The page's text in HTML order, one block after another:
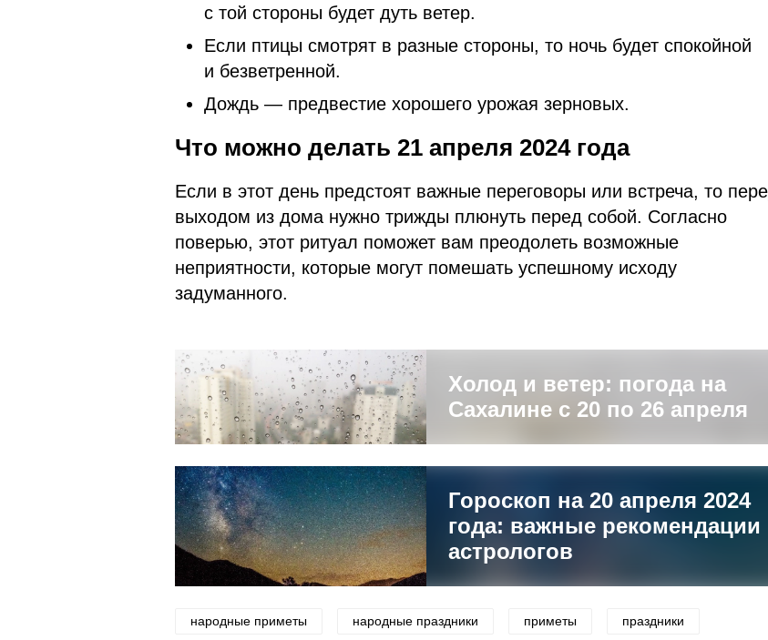
с той стороны будет дуть ветер.
Если птицы смотрят в разные стороны, то ночь будет спокойной
и безветренной.
Дождь — предвестие хорошего урожая зерновых.
Что можно делать 21 апреля 2024 года
Если в этот день предстоят важные переговоры или встреча, то
выходом из дома нужно трижды плюнуть перед собой. Согласно
поверью, этот ритуал поможет вам преодолеть возможные
неприятности, которые могут помешать успешному исходу
задуманного.
Холод и ветер: погода на
Сахалине с 20 по 26 апреля
Гороскоп на 20 апреля 2024
года: важные рекомендации
астрологов
народные приметы народные праздники приметы праздники